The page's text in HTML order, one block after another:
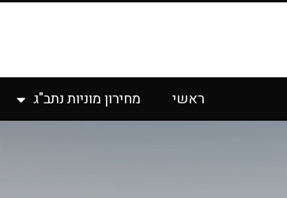
ראשי מחירון מוניות נתב"ג